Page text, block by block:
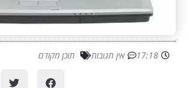
17:18 אין תגובות תוכן מקודם